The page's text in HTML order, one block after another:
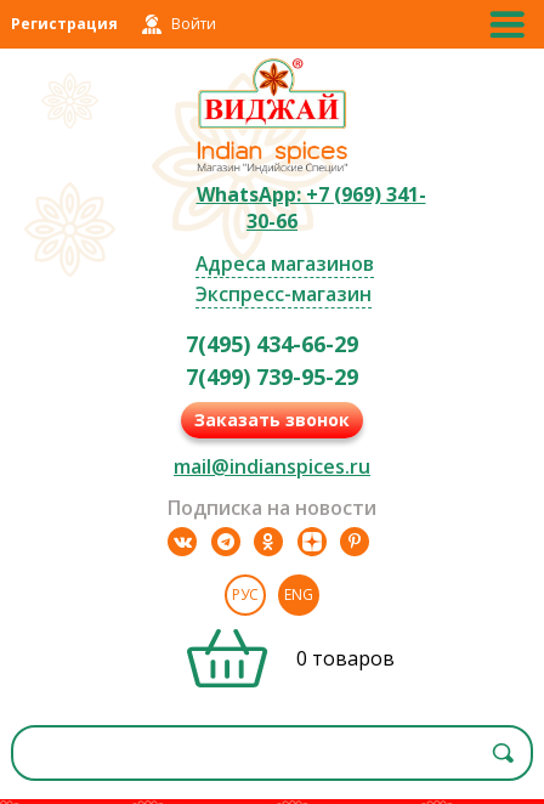
Регистрация Войти
WhatsApp: +7 (969) 341-
30-66
Адреса магазинов
Экспресс-магазин
7(495) 434-66-29
7(499) 739-95-29
Заказать звонок
mail@indianspices.ru
Подписка на новости
РУС ENG
0 товаров